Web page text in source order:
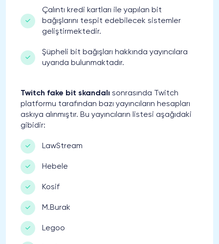
Çalıntı kredi kartları ile yapılan bit
bağışlarını tespit edebilecek sistemler
geliştirmektedir.
Şüpheli bit bağışları hakkında yayıncılara
uyarıda bulunmaktadır.
Twitch fake bit skandalı sonrasında Twitch
platformu tarafından bazı yayıncıların hesapları
askıya alınmıştır. Bu yayıncıların listesi aşağıdaki
gibidir:
LawStream
Hebele
Kosif
M.Burak
Legoo